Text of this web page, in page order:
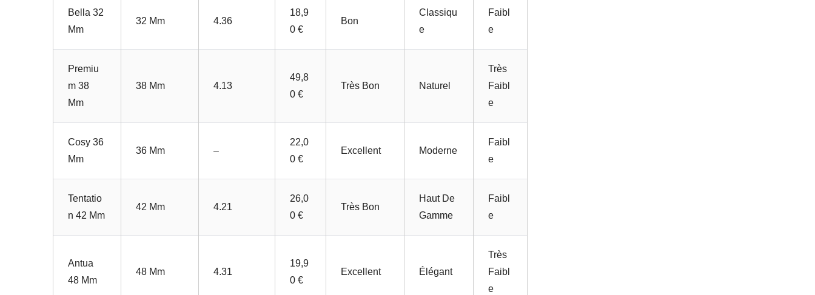
Bella 32
Mm
32 Mm 4.36
18,9
0 €
Bon
Classiqu
E
Faibl
E
Premiu
M 38
Mm
38 Mm 4.13
49,8
0 €
Très Bon Naturel
Très
Faibl
E
Cosy 36
Mm
36 Mm –
22,0
0 €
Excellent Moderne
Faibl
E
Tentatio
N 42 Mm
42 Mm 4.21
26,0
0 €
Très Bon
Haut De
Gamme
Faibl
E
Antua
48 Mm
48 Mm 4.31
19,9
0 €
Excellent Élégant
Très
Faibl
E